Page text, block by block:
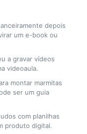
depois
um e-book ou
a gravar vídeos
videoaula.
montar marmitas
ser um guia
com planilhas
produto digital.